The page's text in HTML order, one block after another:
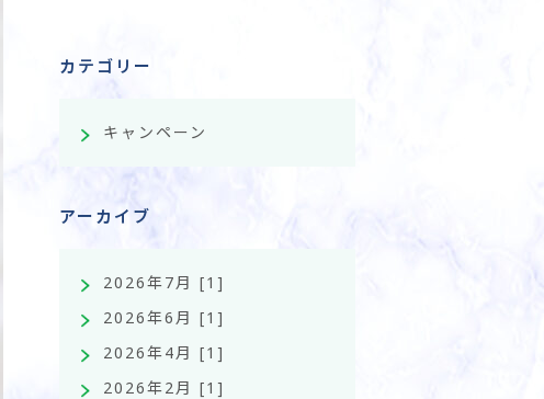
カテゴリー
キャンペーン
アーカイブ
2026年7月 [1]
2026年6月 [1]
2026年4月 [1]
2026年2月 [1]